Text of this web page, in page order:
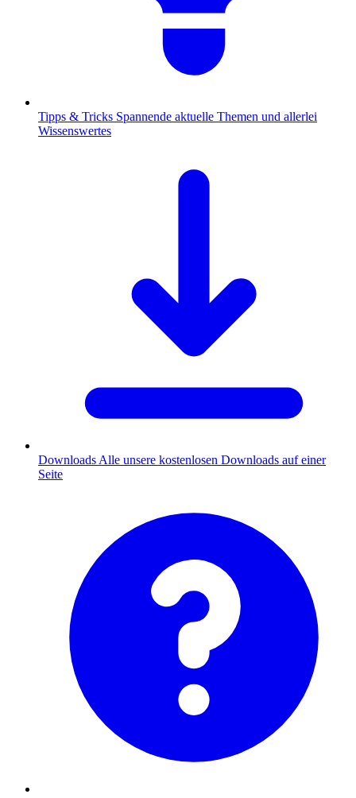
Tipps & Tricks Spannende aktuelle Themen und allerlei
Wissenswertes
Downloads Alle unsere kostenlosen Downloads auf einer
Seite